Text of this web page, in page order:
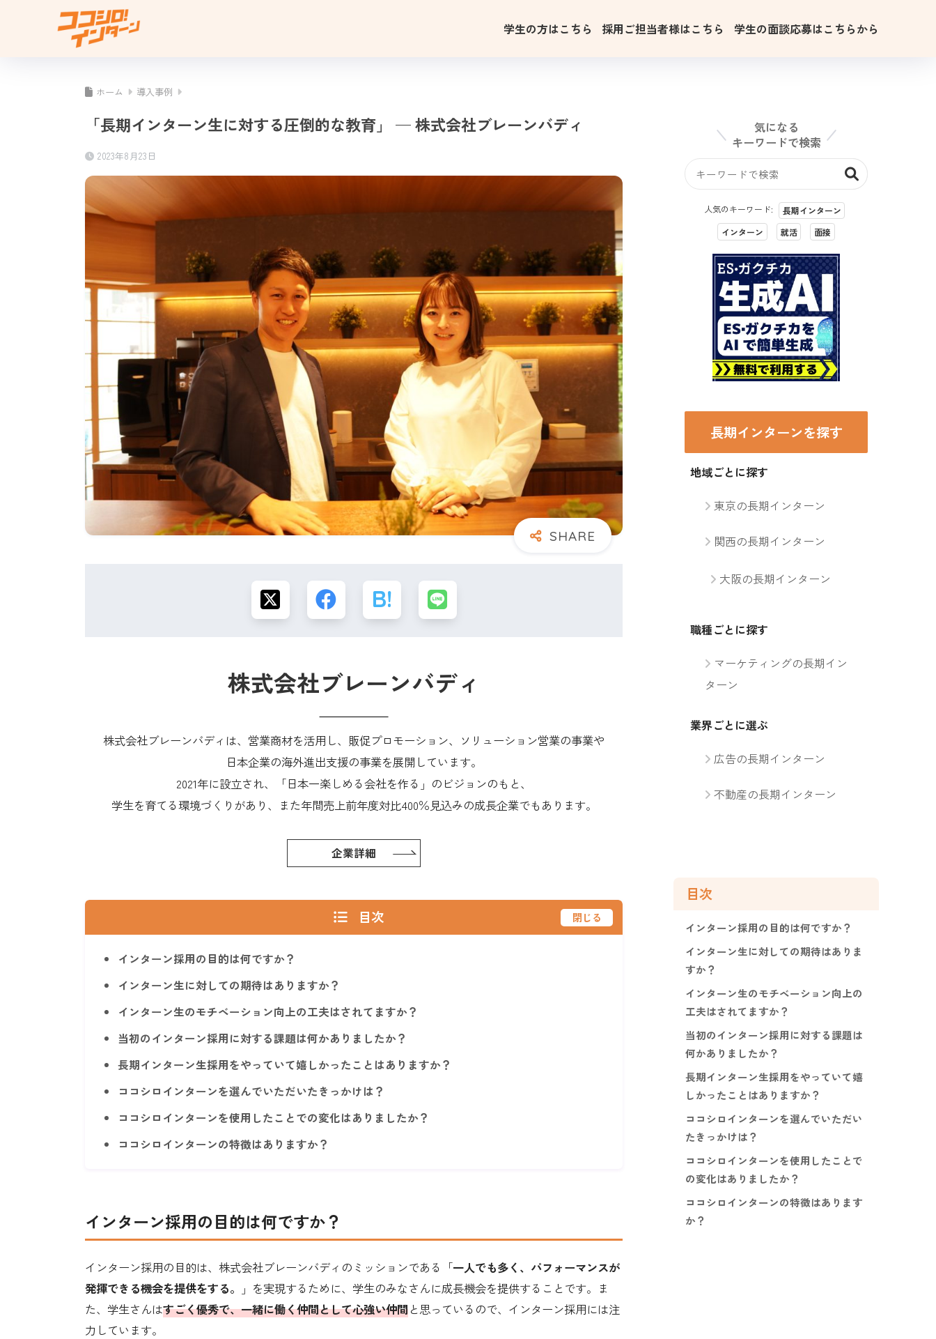
学生の方はこちら 採用ご担当者様はこちら 学生の面談応募はこちらから
ホーム 導入事例
「長期インターン生に対する圧倒的な教育」 — 株式会社ブレーンバディ
2023年8月23日
株式会社ブレーンバディ
株式会社ブレーンバディは、営業商材を活用し、販促プロモーション、ソリューション営業の事業や
日本企業の海外進出支援の事業を展開しています。
2021年に設立され、「日本一楽しめる会社を作る」のビジョンのもと、
学生を育てる環境づくりがあり、また年間売上前年度対比400％見込みの成長企業でもあります。
企業詳細
目次 閉じる
インターン採用の目的は何ですか？
インターン生に対しての期待はありますか？
インターン生のモチベーション向上の工夫はされてますか？
当初のインターン採用に対する課題は何かありましたか？
長期インターン生採用をやっていて嬉しかったことはありますか？
ココシロインターンを選んでいただいたきっかけは？
ココシロインターンを使用したことでの変化はありましたか？
ココシロインターンの特徴はありますか？
インターン採用の目的は何ですか？
インターン採用の目的は、株式会社ブレーンバディのミッションである「一人でも多く、パフォーマンスが
発揮できる機会を提供をする。
」を実現するために、学生のみなさんに成長機会を提供することです。ま
た、学生さんはすごく優秀で、一緒に働く仲間として心強い仲間と思っているので、インターン採用には注
力しています。
気になる
キーワードで検索
人気のキーワード:
長期インターン
インターン
就活 面接
長期インターンを探す
地域ごとに探す
東京の長期インターン
関西の長期インターン
大阪の長期インターン
職種ごとに探す
マーケティングの長期イン
ターン
業界ごとに選ぶ
広告の長期インターン
不動産の長期インターン
目次
インターン採用の目的は何ですか？
インターン生に対しての期待はありま
すか？
インターン生のモチベーション向上の
工夫はされてますか？
当初のインターン採用に対する課題は
何かありましたか？
長期インターン生採用をやっていて嬉
しかったことはありますか？
ココシロインターンを選んでいただい
たきっかけは？
ココシロインターンを使用したことで
の変化はありましたか？
ココシロインターンの特徴はあります
か？